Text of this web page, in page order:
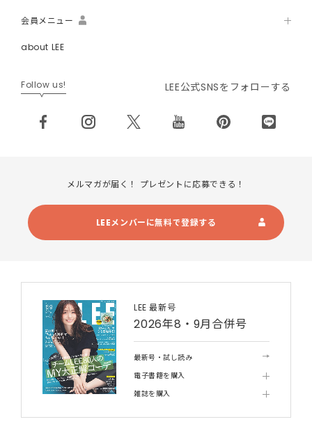
会員メニュー
about LEE
Follow us! LEE公式SNSをフォローする
メルマガが届く！ プレゼントに応募できる！
LEEメンバーに無料で登録する
LEE 最新号
2026年8・9月合併号
最新号・試し読み
電子書籍を購入
雑誌を購入